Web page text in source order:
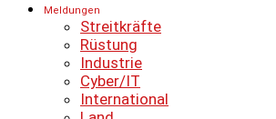
Meldungen
Streitkräfte
Rüstung
Industrie
Cyber/IT
International